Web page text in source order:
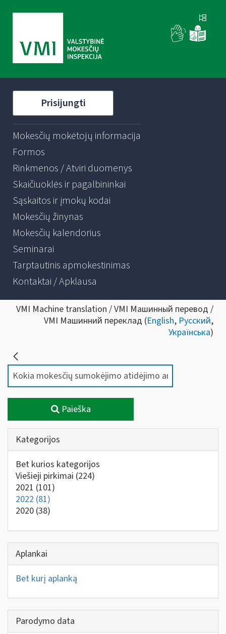
Prisijungti
Mokesčių mokėtojų informacija
Formos
Rinkmenos / Atviri duomenys
Skaičiuoklės ir pagalbininkai
Sąskaitos ir įmokų kodai
Mokesčių žinynas
Mokesčių kalendorius
Seminarai
Tarptautinis apmokestinimas
Kontaktai / Apklausa
VMI Machine translation / VMI Машинный перевод /
VMI Машинний переклад (English, Русский,
Українська)
Paieška
Kategorijos
Bet kurios kategorijos
Viešieji pirkimai (224)
2021 (101)
2022 (81)
2020 (38)
Aplankai
Bet kurį aplanką
Parodymo data